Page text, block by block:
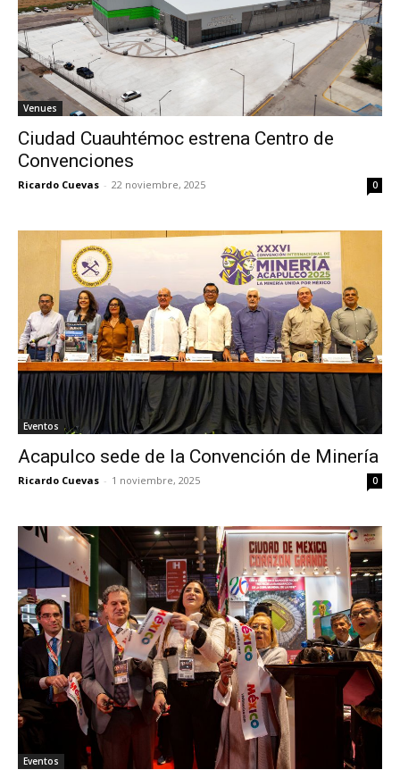
Venues
Ciudad Cuauhtémoc estrena Centro de
Convenciones
Ricardo Cuevas - 22 noviembre, 2025 0
Eventos
Acapulco sede de la Convención de Minería
Ricardo Cuevas - 1 noviembre, 2025 0
Eventos